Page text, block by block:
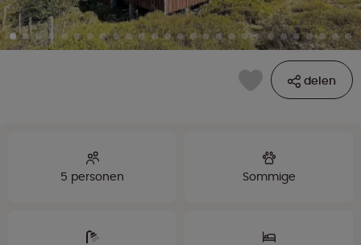
delen
5 personen Sommige